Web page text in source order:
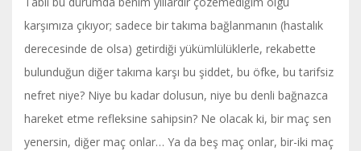
karşımıza çıkıyor; sadece bir takıma bağlanmanın (hastalık
derecesinde de olsa) getirdiği yükümlülüklerle, rekabette
bulunduğun diğer takıma karşı bu şiddet, bu öfke, bu tarifsiz
nefret niye? Niye bu kadar dolusun, niye bu denli bağnazca
hareket etme refleksine sahipsin? Ne olacak ki, bir maç sen
yenersin, diğer maç onlar… Ya da beş maç onlar, bir-iki maç